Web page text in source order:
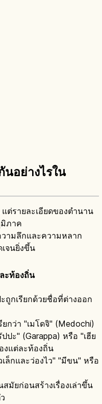
อย่างไรใน
ต่รายละเอียดของตำนาน
ภาค
วามลึกและความหลาก
จนยิ่งขึ้น
ะท้องถิ่น
กเรียกด้วยชื่อที่ต่างออก
กว่า "เมโดจิ" (Medochi)
ปะ" (Garappa) หรือ "เฮีย
งแต่ละท้องถิ่น
ล็กและว่องไว" "มีขน" หรือ
มัยก่อนสร้างเรื่องเล่าขึ้น